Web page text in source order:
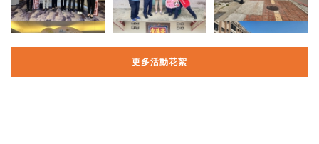
更多活動花絮